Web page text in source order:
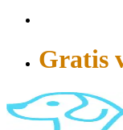
Gratis